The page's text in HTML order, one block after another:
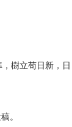
樹立苟日新，
。